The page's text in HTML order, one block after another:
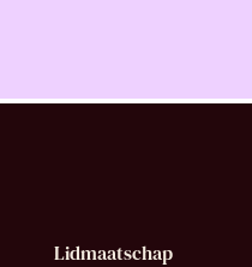
Lidmaatschap